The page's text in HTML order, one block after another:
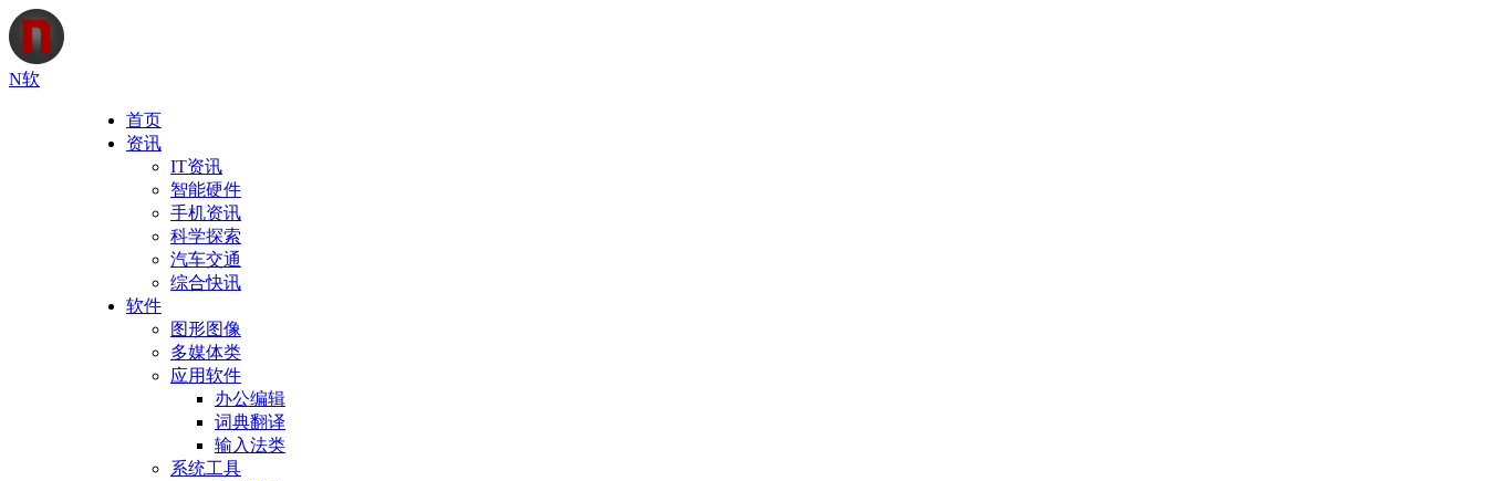
N软
首页
资讯
IT资讯
智能硬件
手机资讯
科学探索
汽车交通
综合快讯
软件
图形图像
多媒体类
应用软件
办公编辑
词典翻译
输入法类
系统工具